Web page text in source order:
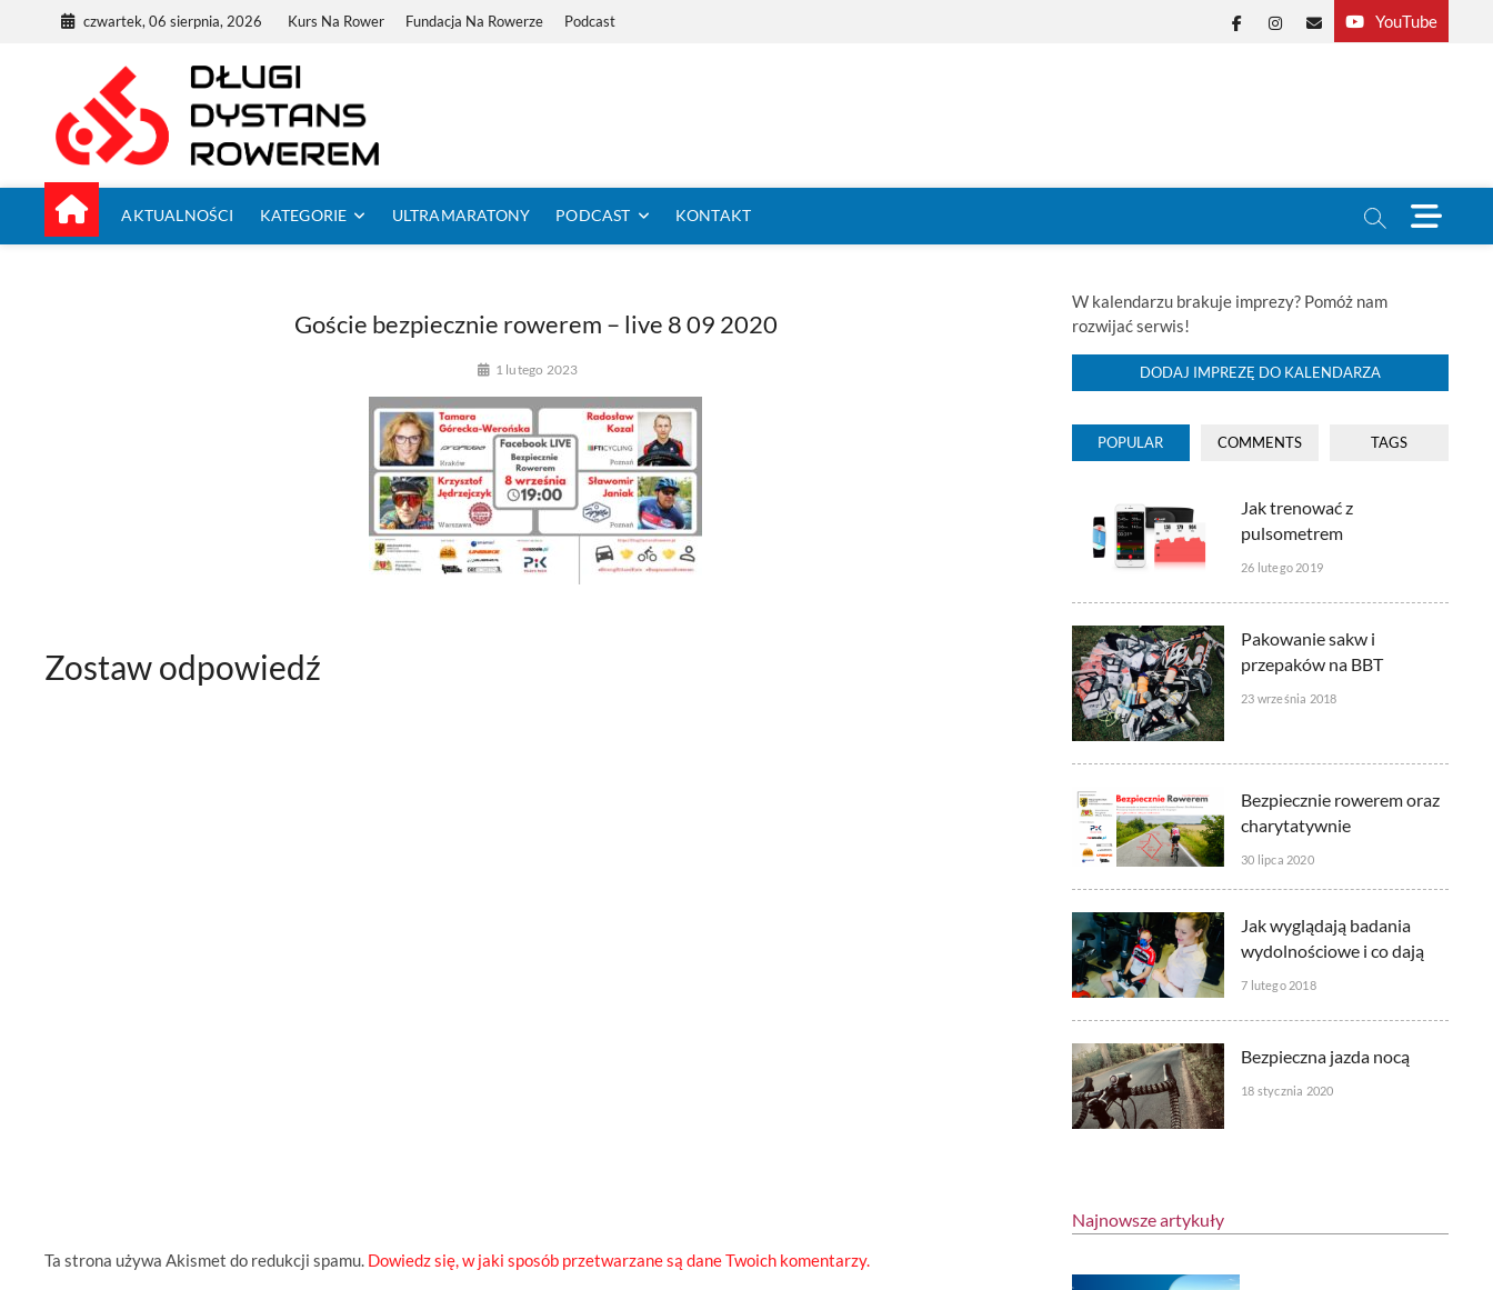
czwartek, 06 sierpnia, 2026 Kurs Na Rower Fundacja Na Rowerze Podcast YouTube
Facebook
Instagram
E-
AKTUALNOŚCI KATEGORIE ULTRAMARATONY PODCAST KONTAKT
M
e
n
o
Goście bezpiecznie rowerem – live 8 09 2020
1 lutego 2023
Zostaw odpowiedź
Ta strona używa Akismet do redukcji spamu. Dowiedz się, w jaki sposób przetwarzane są dane Twoich komentarzy.
W kalendarzu brakuje imprezy? Pomóż nam
rozwijać serwis!
DODAJ IMPREZĘ DO KALENDARZA
POPULAR COMMENTS TAGS
Jak trenować z
pulsometrem
26 lutego 2019
Pakowanie sakw i
przepaków na BBT
23 września 2018
Bezpiecznie rowerem oraz
charytatywnie
30 lipca 2020
Jak wyglądają badania
wydolnościowe i co dają
7 lutego 2018
Bezpieczna jazda nocą
18 stycznia 2020
Najnowsze artykuły